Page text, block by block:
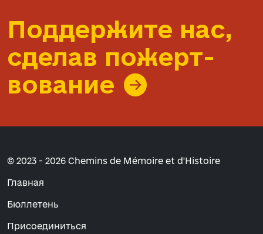
Поддержите нас,
сделав пожерт­
вование
© 2023 - 2026 Chemins de Mémoire et d'Histoire
Главная
Бюллетень
Присоединиться